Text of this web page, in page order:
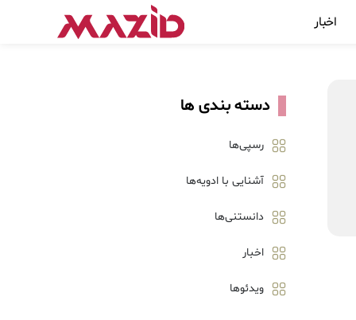
اخبار
دسته بندی ها
رسپی‌ها
آشنایی با ادویه‌ها
دانستنی‌ها
اخبار
ویدئوها